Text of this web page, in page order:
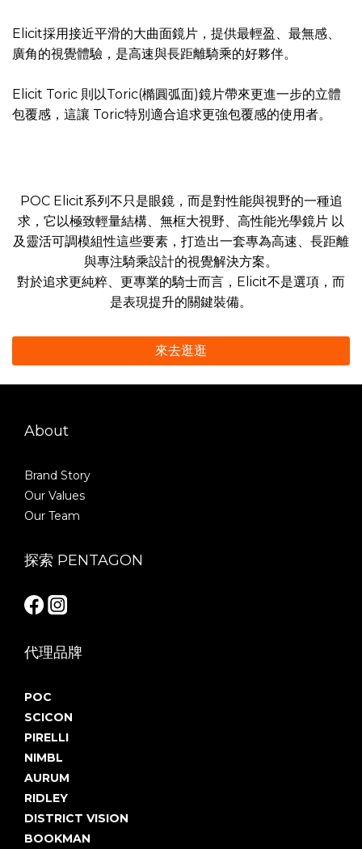
Elicit採用接近平滑的大曲面鏡片，提供最輕盈、最無感、
廣角的視覺體驗，是高速與長距離騎乘的好夥伴。
Elicit Toric 則以Toric(橢圓弧面)鏡片帶來更進一步的立體
包覆感，這讓 Toric特別適合追求更強包覆感的使用者。
POC Elicit系列不只是眼鏡，而是對性能與視野的一種追
求，它以極致輕量結構、無框大視野、高性能光學鏡片 以
及靈活可調模組性這些要素，打造出一套專為高速、長距離
與專注騎乘設計的視覺解決方案。
對於追求更純粹、更專業的騎士而言，Elicit不是選項，而
是表現提升的關鍵裝備。
來去逛逛
About
Brand Story
Our Values
Our Team
探索 PENTAGON
代理品牌
POC
SCICON
PIRELLI
NIMBL
AURUM
RIDLEY
DISTRICT VISION
BOOKMAN